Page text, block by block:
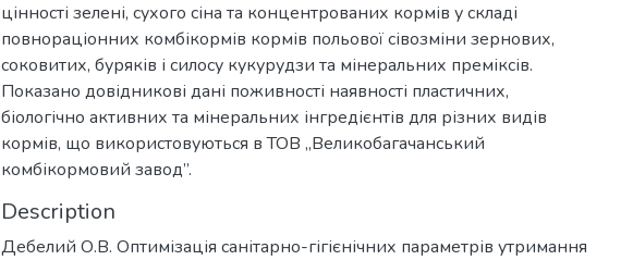
цінності зелені, сухого сіна та концентрованих кормів у складі
повнораціонних комбікормів кормів польової сівозміни зернових,
соковитих, буряків і силосу кукурудзи та мінеральних преміксів.
Показано довідникові дані поживності наявності пластичних,
біологічно активних та мінеральних інгредієнтів для різних видів
кормів, що використовуються в ТОВ ,,Великобагачанський
комбікормовий завод’’.
Description
Дебелий О.В. Оптимізація санітарно-гігієнічних параметрів утримання